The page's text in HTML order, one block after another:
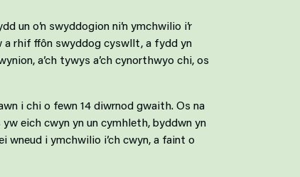
un o’n swyddogion ni’n ymchwilio i’r
a rhif ffôn swyddog cyswllt, a fydd yn
a’ch tywys a’ch cynorthwyo chi, os
i chi o fewn 14 diwrnod gwaith. Os na
eich cwyn yn un cymhleth, byddwn yn
wneud i ymchwilio i’ch cwyn, a faint o